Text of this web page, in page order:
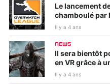
Le lancement
chamboulé par
Il y a 4 ans
NEWS
Il sera bientôt
en VR grâce à
Il y a 4 ans